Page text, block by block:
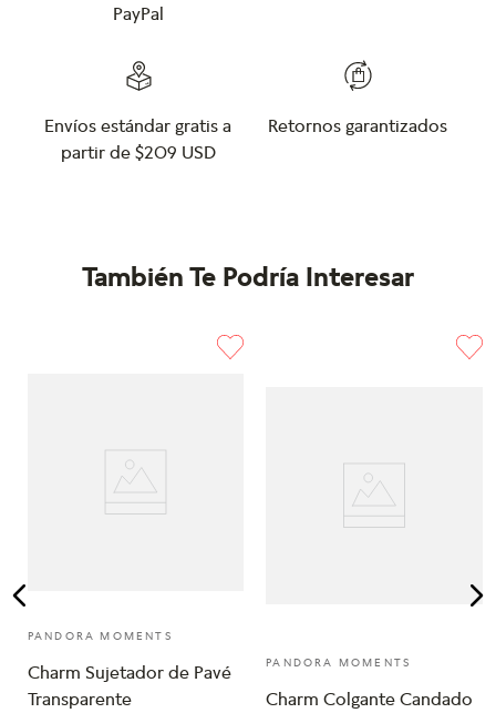
PayPal
Envíos estándar gratis a
partir de $209 USD
Retornos garantizados
También Te Podría Interesar
PANDORA MOMENTS
Charm Sujetador de Pavé
Transparente
PANDORA MOMENTS
Charm Colgante Candado